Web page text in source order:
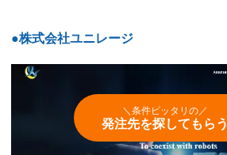
●株式会社ユニレージ
＼条件ピッタリの／
発注先を探してもらう